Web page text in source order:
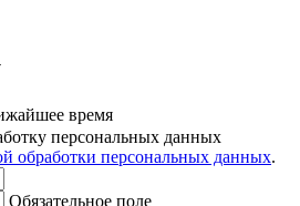
время
персональных данных
обработки персональных данных.
Обязательное поле